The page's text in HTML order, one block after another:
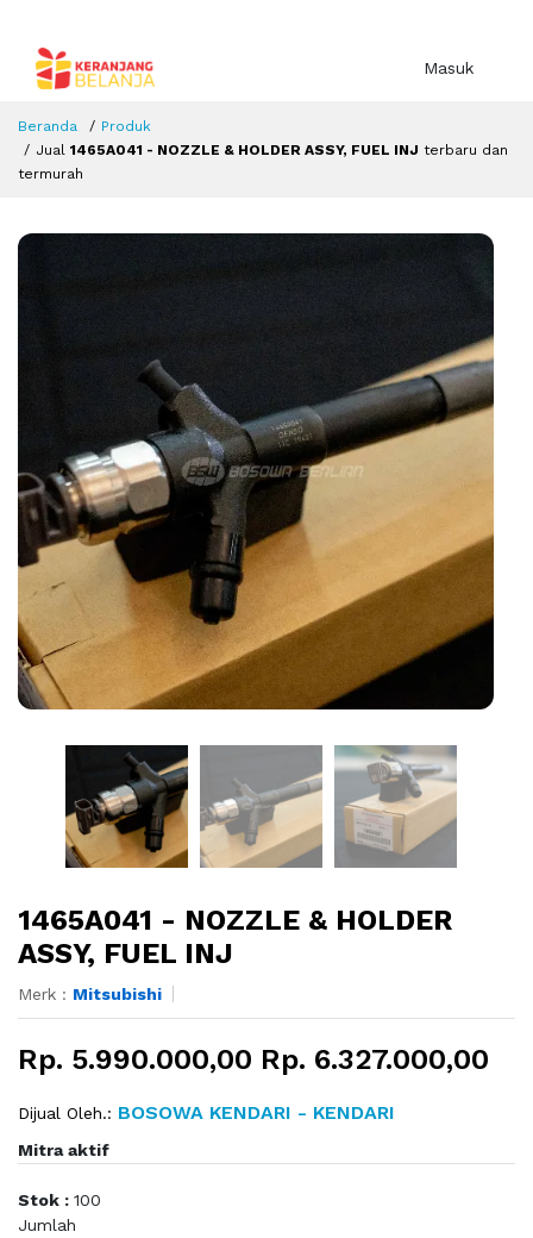
Masuk
Beranda
Produk
Jual 1465A041 - NOZZLE & HOLDER ASSY, FUEL INJ terbaru dan
termurah
1465A041 - NOZZLE & HOLDER
ASSY, FUEL INJ
Merk : Mitsubishi
Rp. 5.990.000,00 Rp. 6.327.000,00
Dijual Oleh.: BOSOWA KENDARI - KENDARI
Mitra aktif
Stok : 100
Jumlah